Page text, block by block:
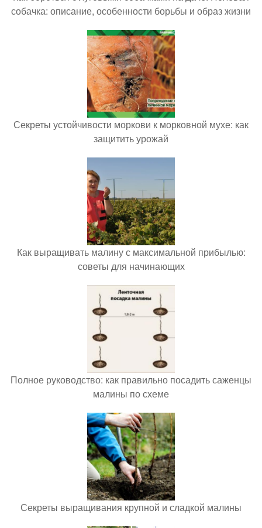
собачка: описание, особенности борьбы и образ жизни
Секреты устойчивости моркови к морковной мухе: как
защитить урожай
Как выращивать малину с максимальной прибылью:
советы для начинающих
Полное руководство: как правильно посадить саженцы
малины по схеме
Секреты выращивания крупной и сладкой малины